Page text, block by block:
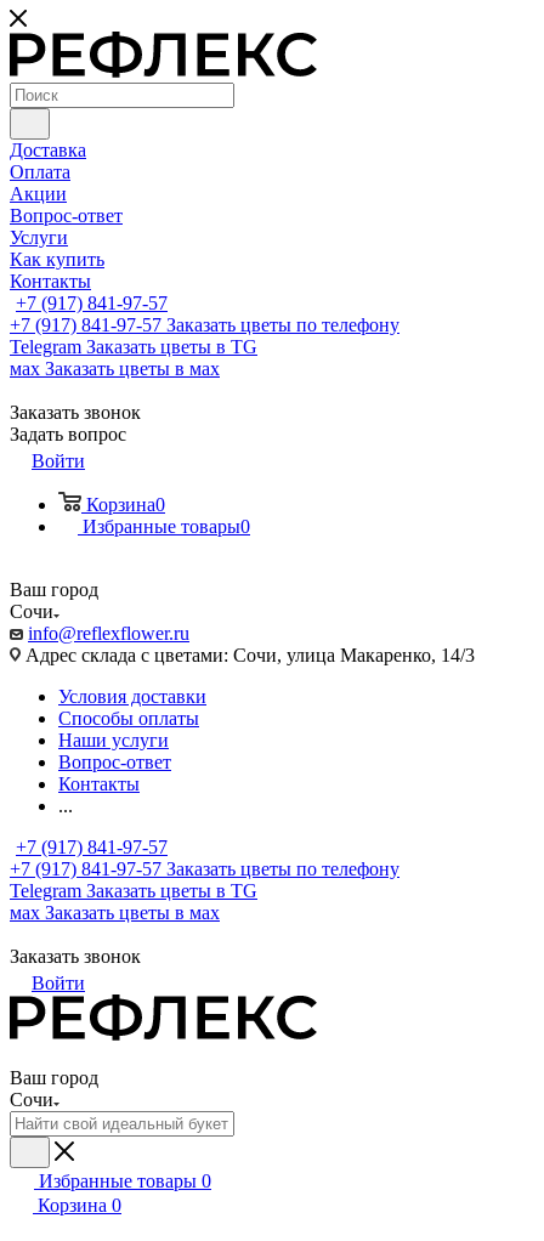
Доставка
Оплата
Акции
Вопрос-ответ
Услуги
Как купить
Контакты
+7 (917) 841-97-57
+7 (917) 841-97-57 Заказать цветы по телефону
Telegram Заказать цветы в TG
мах Заказать цветы в мах
Заказать звонок
Задать вопрос
Войти
Корзина0
Избранные товары0
Ваш город
Сочи
info@reflexflower.ru
Адрес склада с цветами: Сочи, улица Макаренко, 14/3
Условия доставки
Способы оплаты
Наши услуги
Вопрос-ответ
Контакты
...
+7 (917) 841-97-57
+7 (917) 841-97-57 Заказать цветы по телефону
Telegram Заказать цветы в TG
мах Заказать цветы в мах
Заказать звонок
Войти
Ваш город
Сочи
Избранные товары 0
Корзина 0